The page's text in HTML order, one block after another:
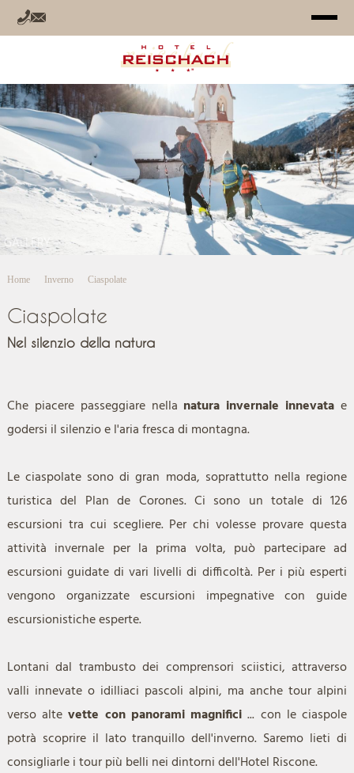
HOTEL
CAMERE
OFFERTE
ESTATE
INVERNO
INFO
GALLERY
Home Inverno Ciaspolate
Ciaspolate
Nel silenzio della natura
Che piacere passeggiare nella natura invernale innevatae
godersi il silenzio e l'aria fresca di montagna.
Le ciaspolate sono di gran moda, soprattutto nella regione
turistica del Plan de Corones. Ci sono un totale di 126
escursioni tra cui scegliere. Per chi volesse provare questa
attività invernale per la prima volta, può partecipare ad
escursioni guidate di vari livelli di difficoltà. Per i più esperti
vengono organizzate escursioni impegnative con guide
escursionistiche esperte.
Lontani dal trambusto dei comprensori sciistici, attraverso
valli innevate o idilliaci pascoli alpini, ma anche tour alpini
verso altevette con panorami magnifici ... con le ciaspole
potrà scoprire il lato tranquillo dell'inverno. Saremo lieti di
consigliarle i tour più belli nei dintorni dell'Hotel Riscone.